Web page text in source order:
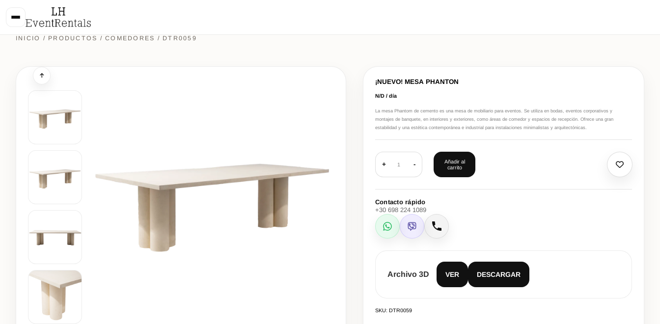
INICIO / PRODUCTOS /COMEDORES / DTR0059
¡NUEVO! MESA PHANTON
N/D / día
La mesa Phantom de cemento es una mesa de mobiliario para eventos. Se utiliza en bodas, eventos corporativos y
montajes de banquete, en interiores y exteriores, como áreas de comedor y espacios de recepción. Ofrece una gran
estabilidad y una estética contemporánea e industrial para instalaciones minimalistas y arquitectónicas.
+ 1 -
Añadir al
carrito
Contacto rápido
+30 698 224 1089
WhatsApp
Viber Llamar
Archivo 3D VER DESCARGAR
SKU: DTR0059